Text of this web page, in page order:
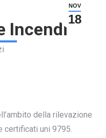
NOV
18
Incendi
della rilevazione
certificati uni 9795.